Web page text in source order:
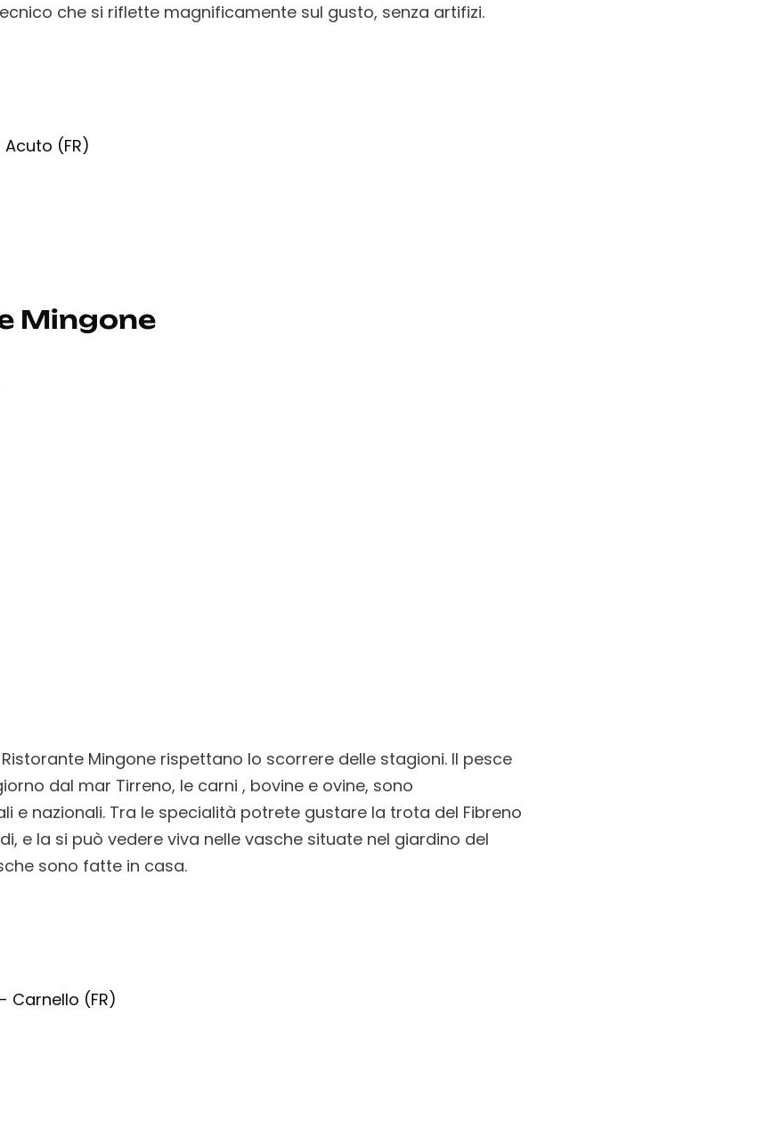
che si riflette magnificamente sul gusto, senza artifizi.
(FR)
Mingone
Mingone rispettano lo scorrere delle stagioni. Il pesce
dal mar Tirreno, le carni , bovine e ovine, sono
e nazionali. Tra le specialità potrete gustare la trota del Fibreno
e la si può vedere viva nelle vasche situate nel giardino del
sono fatte in casa.
Carnello (FR)